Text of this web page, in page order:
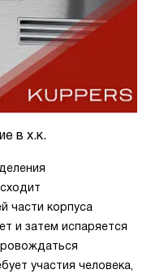
в х.к.
части корпуса
и затем испаряется
участия человека,